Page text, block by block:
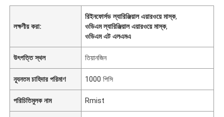
লক্ষণীয় করা:
রিইনফোর্সড ল্যারিঞ্জিয়াল এয়ারওয়ে মাস্ক,
ওডিএম ল্যারিঞ্জিয়াল এয়ারওয়ে মাস্ক,
ওডিএম এট এলএমএ
উৎপত্তি স্থল তিয়ানজিন
ন্যূনতম চাহিদার পরিমাণ 1000 পিসি
পরিচিতিমুলক নাম Rmist